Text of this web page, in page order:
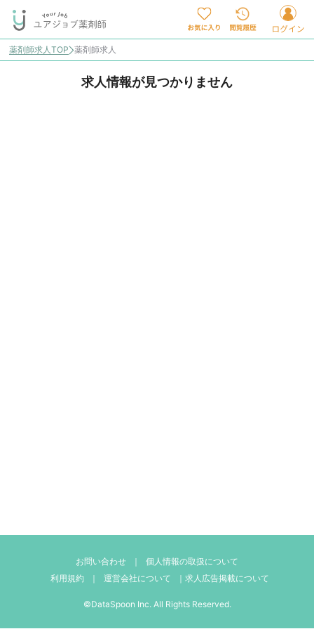
薬剤師求人TOP 薬剤師求人
求人情報が見つかりません
お問い合わせ ｜
個人情報の取扱について
利用規約
｜ 運営会社について ｜ 求人広告掲載について
©DataSpoon Inc. All Rights Reserved.